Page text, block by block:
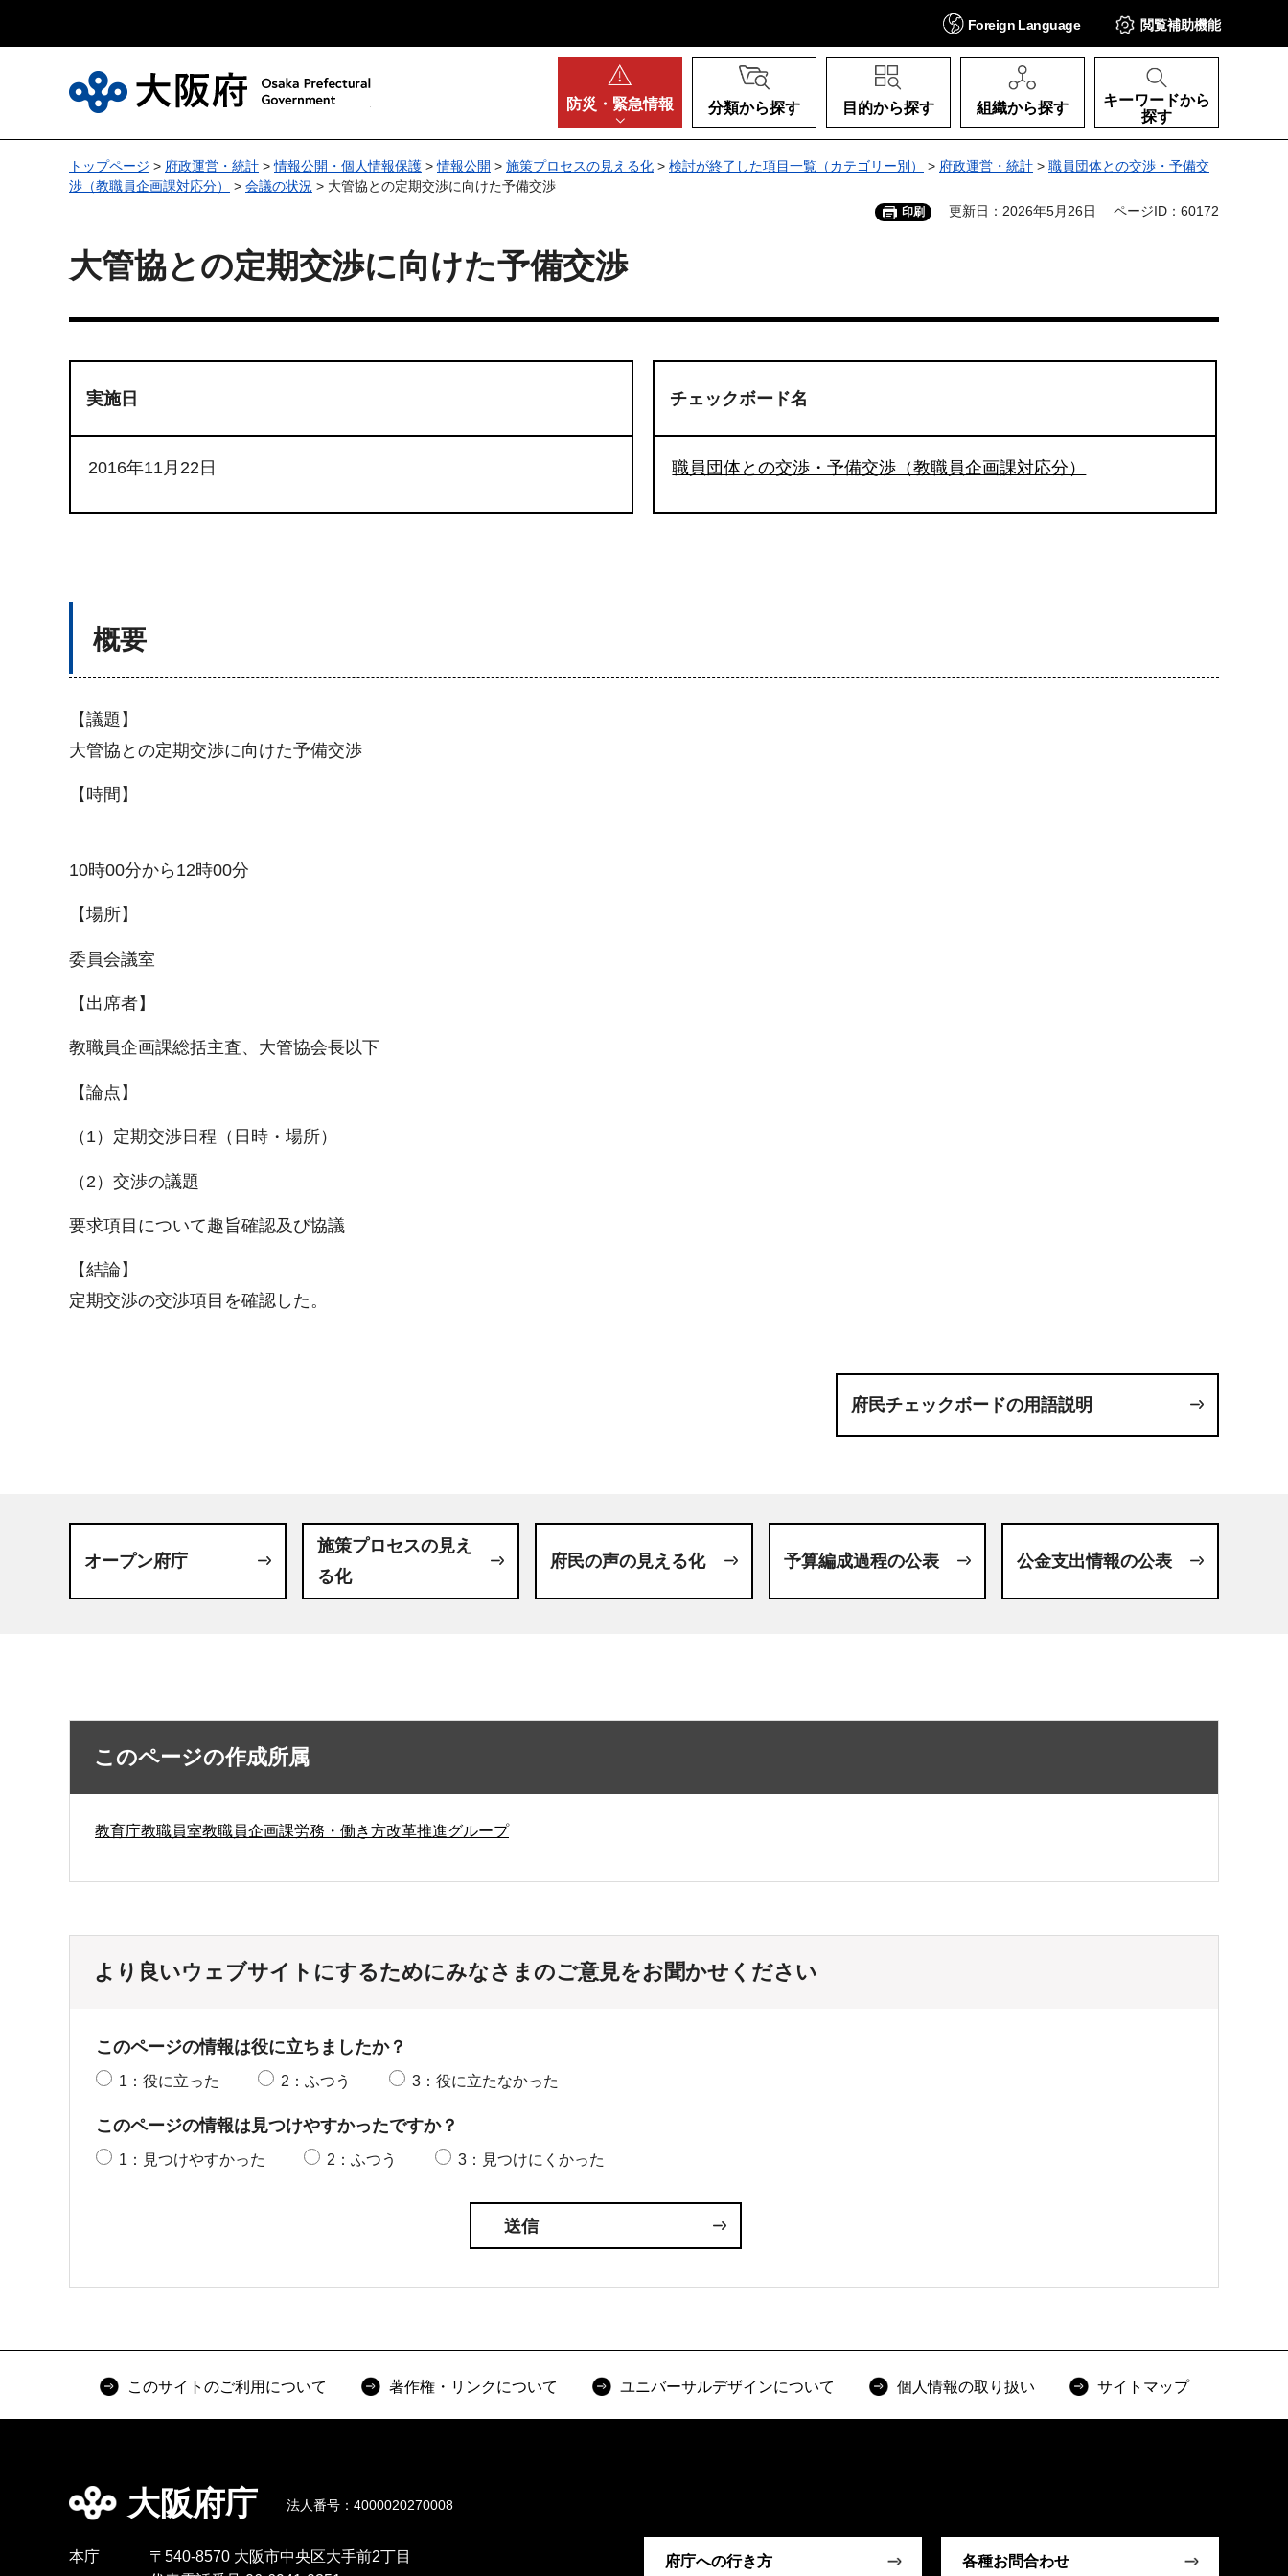
Foreign Language 閲覧補助機能
防災・ 緊急情報 分類から探す 目的から探す 組織から探す
キーワードから
探す
トップページ > 府政運営・統計 >情報公開・個人情報保護 >情報公開 > 施策プロセスの見える化 > 検討が終了した項目一覧（カテゴリー別） > 府政運営・統計 > 職員団体との交渉・予備交
渉（教職員企画課対応分）
> 会議の状況 > 大管協との定期交渉に向けた予備交渉
印刷 更新日：2026年5月26日 ページID：60172
大管協との定期交渉に向けた予備交渉
実施日
2016年11月22日
チェックボード名
職員団体との交渉・予備交渉（教職員企画課対応分）
概要
【議題】
大管協との定期交渉に向けた予備交渉
【時間】
10時00分から12時00分
【場所】
委員会議室
【出席者】
教職員企画課総括主査、大管協会長以下
【論点】
（1）定期交渉日程（日時・場所）
（2）交渉の議題
要求項目について趣旨確認及び協議
【結論】
定期交渉の交渉項目を確認した。
府民チェックボードの用語説明
オープン府庁
施策プロセスの見え
る化
府民の声の見える化 予算編成過程の公表 公金支出情報の公表
このページの作成所属
教育庁教職員室教職員企画課労務・働き方改革推進グループ
より良いウェブサイトにするためにみなさまのご意見をお聞かせください
このページの情報は役に立ちましたか？
1：役に立った 2：ふつう 3：役に立たなかった
このページの情報は見つけやすかったですか？
1：見つけやすかった 2：ふつう 3：見つけにくかった
このサイトのご利用について 著作権・リンクについて ユニバーサルデザインについて 個人情報の取り扱い サイトマップ
大阪府庁 法人番号：4000020270008
本庁
〒540-8570 大阪市中央区大手前2丁目
府庁への行き方 各種お問合わせ